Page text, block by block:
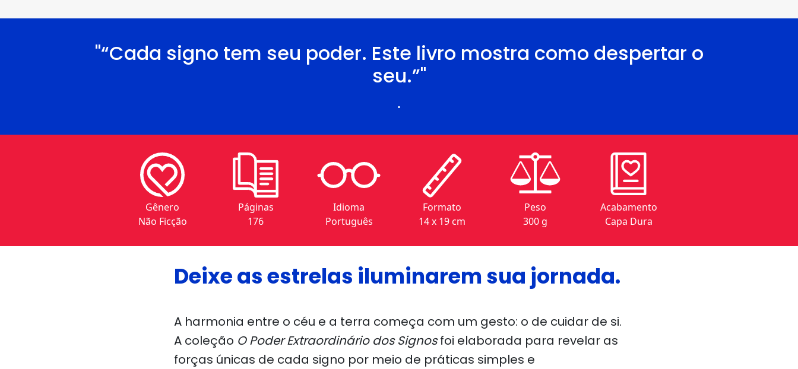
"“Cada signo tem seu poder. Este livro mostra como despertar o
seu.”"
.
Gênero
Não Ficção
Páginas
176
Idioma
Português
Formato
14 x 19 cm
Peso
300 g
Acabamento
Capa Dura
Deixe as estrelas iluminarem sua jornada.
A harmonia entre o céu e a terra começa com um gesto: o de cuidar de si.
A coleção O Poder Extraordinário dos Signosfoi elaborada para revelar as
forças únicas de cada signo por meio de práticas simples e